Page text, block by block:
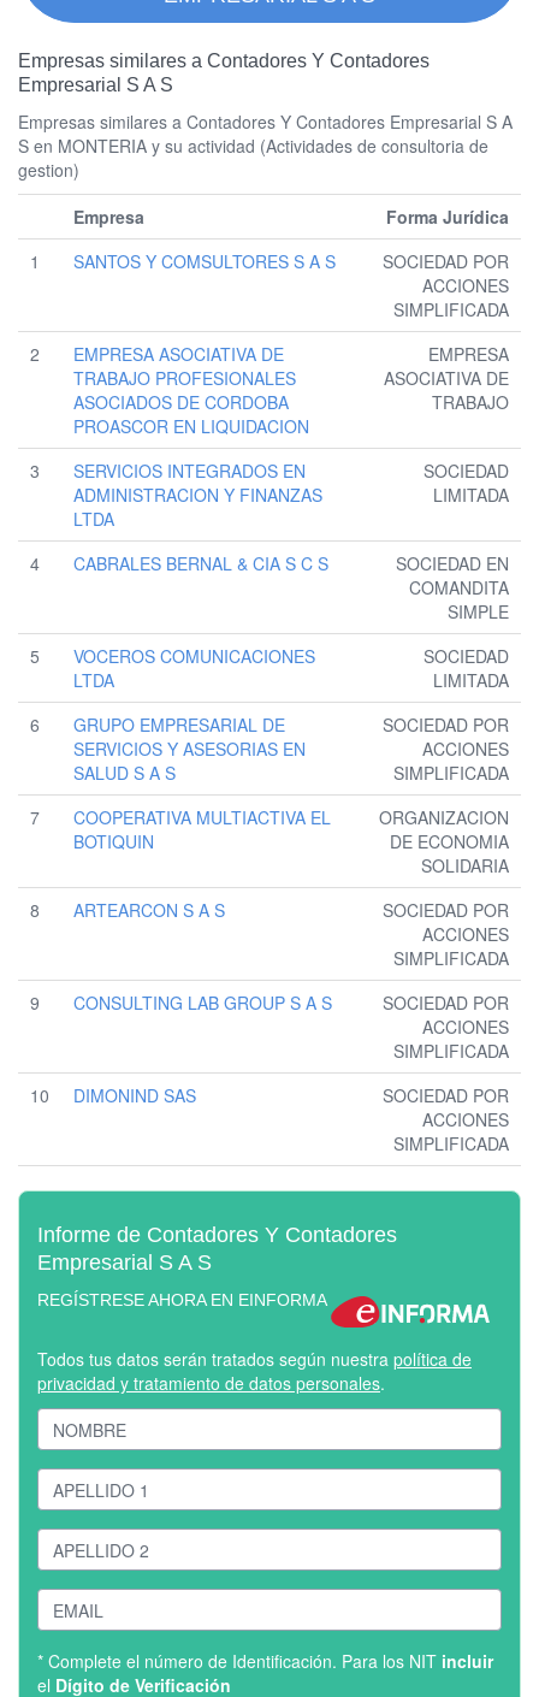
Empresas similares a Contadores Y Contadores
Empresarial S A S
Empresas similares a Contadores Y Contadores Empresarial S A
S en MONTERIA y su actividad (Actividades de consultoria de
gestion)
Empresa
Forma Jurídica
1
SANTOS Y COMSULTORES S A S
SOCIEDAD POR
ACCIONES
SIMPLIFICADA
2
EMPRESA ASOCIATIVA DE
TRABAJO PROFESIONALES
ASOCIADOS DE CORDOBA
PROASCOR EN LIQUIDACION
EMPRESA
ASOCIATIVA DE
TRABAJO
3
SERVICIOS INTEGRADOS EN
ADMINISTRACION Y FINANZAS
LTDA
SOCIEDAD
LIMITADA
4 CABRALES BERNAL & CIA S C S
SOCIEDAD EN
COMANDITA
SIMPLE
5
VOCEROS COMUNICACIONES
LTDA
SOCIEDAD
LIMITADA
6
GRUPO EMPRESARIAL DE
SERVICIOS Y ASESORIAS EN
SALUD S A S
SOCIEDAD POR
ACCIONES
SIMPLIFICADA
7
COOPERATIVA MULTIACTIVA EL
BOTIQUIN
ORGANIZACION
DE ECONOMIA
SOLIDARIA
8
ARTEARCON S A S
SOCIEDAD POR
ACCIONES
SIMPLIFICADA
9
CONSULTING LAB GROUP S A S
SOCIEDAD POR
ACCIONES
SIMPLIFICADA
10
DIMONIND SAS
SOCIEDAD POR
ACCIONES
SIMPLIFICADA
Informe de Contadores Y Contadores
Empresarial S A S
REGÍSTRESE AHORA EN EINFORMA
Todos tus datos serán tratados según nuestra política de
privacidad y tratamiento de datos personales.
* Complete el número de Identificación. Para los NIT incluir
el Dígito de Verificación